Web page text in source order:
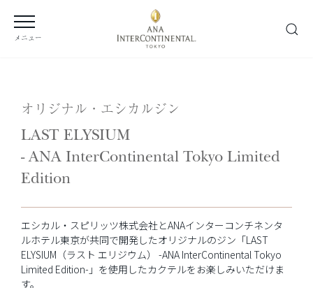
メニュー
オリジナル・エシカルジン
LAST ELYSIUM
- ANA InterContinental Tokyo Limited
Edition
エシカル・スピリッツ株式会社とANAインターコンチネンタ
ルホテル東京が共同で開発したオリジナルのジン「LAST
ELYSIUM（ラスト エリジウム） -ANA InterContinental Tokyo
Limited Edition-」を使用したカクテルをお楽しみいただけま
す。